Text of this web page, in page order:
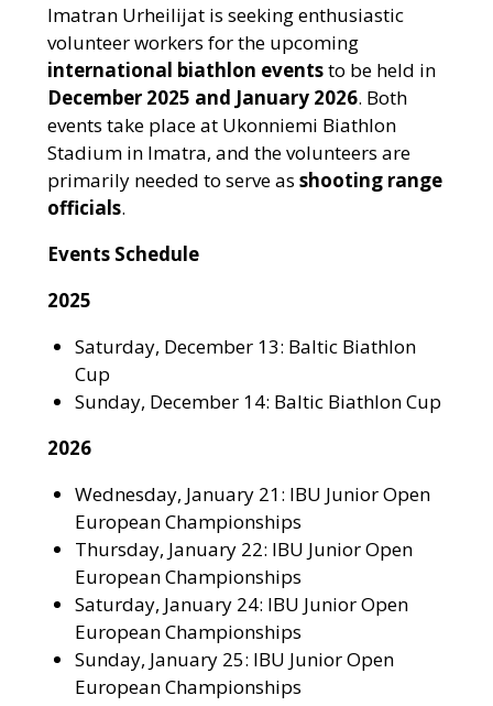
Imatran Urheilijat is seeking enthusiastic
volunteer workers for the upcoming
international biathlon eventsto be held in
December 2025 and January 2026. Both
events take place at Ukonniemi Biathlon
Stadium in Imatra, and the volunteers are
primarily needed to serve as shooting range
officials.
Events Schedule
2025
Saturday, December 13: Baltic Biathlon
Cup
Sunday, December 14: Baltic Biathlon Cup
2026
Wednesday, January 21: IBU Junior Open
European Championships
Thursday, January 22: IBU Junior Open
European Championships
Saturday, January 24: IBU Junior Open
European Championships
Sunday, January 25: IBU Junior Open
European Championships